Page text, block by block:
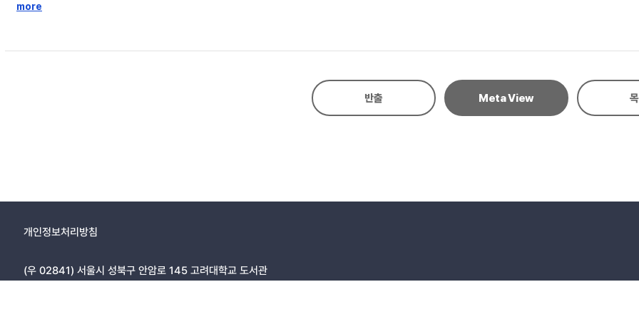
료 상당의 손해는 당연히 발생하는 것으로 보아야 하며, 제1항, 2항을 적용함에 있어 상표권자가 비록 유사영역에서 상표를 사용하였더라도 제3자의
more
반출 Meta View
개인정보처리방침
(우 02841) 서울시 성북구 안암로 145 고려대학교 도서관